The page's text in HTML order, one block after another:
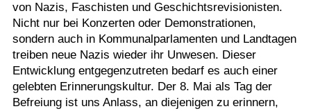
von Nazis, Faschisten und Geschichtsrevisionisten.
Nicht nur bei Konzerten oder Demonstrationen,
sondern auch in Kommunalparlamenten und Landtagen
treiben neue Nazis wieder ihr Unwesen. Dieser
Entwicklung entgegenzutreten bedarf es auch einer
gelebten Erinnerungskultur. Der 8. Mai als Tag der
Befreiung ist uns Anlass, an diejenigen zu erinnern,